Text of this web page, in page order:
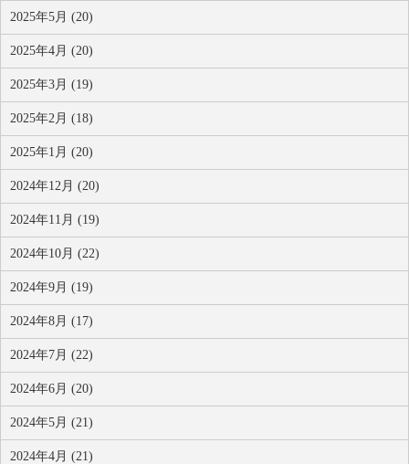
2025年5月 (20)
2025年4月 (20)
2025年3月 (19)
2025年2月 (18)
2025年1月 (20)
2024年12月 (20)
2024年11月 (19)
2024年10月 (22)
2024年9月 (19)
2024年8月 (17)
2024年7月 (22)
2024年6月 (20)
2024年5月 (21)
2024年4月 (21)